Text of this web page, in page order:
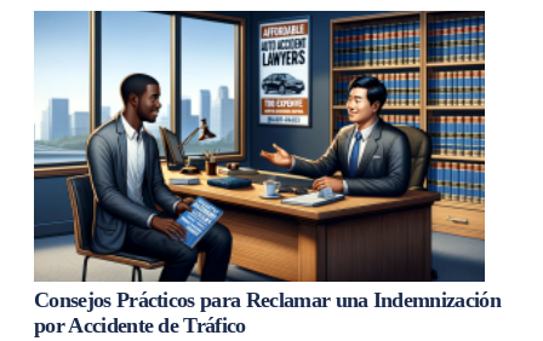
Consejos Prácticos para Reclamar una Indemnización
por Accidente de Tráfico